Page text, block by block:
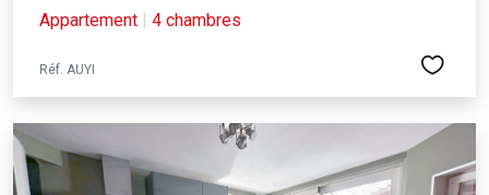
Appartement | 4 chambres
Réf. AUYI